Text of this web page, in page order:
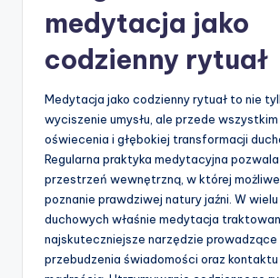
medytacja jako
codzienny rytuał
Medytacja jako codzienny rytuał to nie
wyciszenie umysłu, ale przede
oświecenia i głębokiej transformacji
Regularna praktyka medytacyjna
przestrzeń wewnętrzną, w której
poznanie prawdziwej natury jaźni. W
duchowych właśnie medytacja
najskuteczniejsze narzędzie prowadzące
przebudzenia świadomości oraz